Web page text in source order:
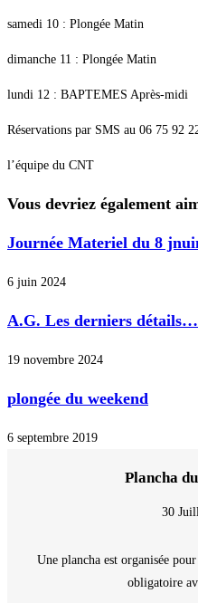
samedi 10 : Plongée Matin
dimanche 11 : Plongée Matin
lundi 12 : BAPTEMES Après-midi
Réservations par SMS au 06 75 92
l’équipe du CNT
Vous devriez également
Journée Materiel du 8
6 juin 2024
A.G. Les derniers détails…
19 novembre 2024
plongée du weekend
6 septembre 2019
Plancha
30
Une plancha est organisée
obligatoire